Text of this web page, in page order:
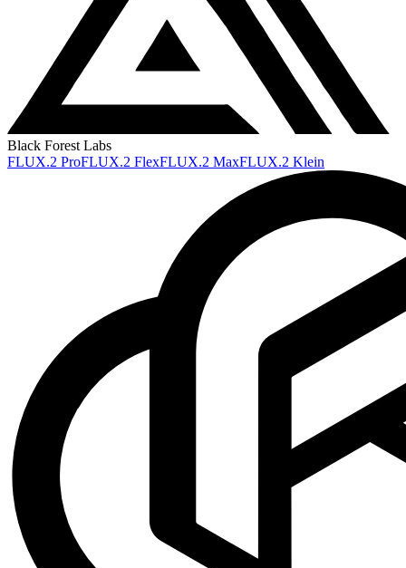
Black Forest Labs
FLUX.2 ProFLUX.2 FlexFLUX.2 MaxFLUX.2 Klein